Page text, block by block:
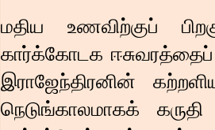
மதிய உணவிற்குப்
கார்க்கோடக
இராஜேந்திரனின்
நெடுங்காலமாகக்